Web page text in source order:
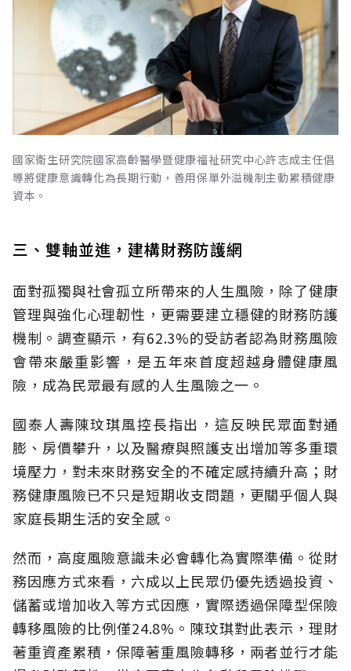
國家衛生研究院國家高齡醫學暨健康福祉研究中心許志成主任倡
導將健康意識轉化為長期行動，善用保單外溢機制主動累積健康
資本。
三、雙軸並進，建構財務防護網
面對孤獨與社會孤立所帶來的人生風險，除了健康
管理與強化心理韌性，更需要建立穩健的財務防護
機制。調查顯示，有62.3%的受訪者認為財務風險
會帶來嚴重影響，是五年來首度超越身體健康風
險，成為民眾最有感的人生風險之一。
國泰人壽陳玟琪風控長指出，這反映民眾面對通
膨、房價攀升，以及醫療與照護支出增加等多重環
境壓力，對未來財務安全的不確定感持續升高；財
務健康風險已不只是短期收支問題，更關乎個人與
家庭長期生活的安全感。
然而，高度風險意識未必會轉化為實際準備。從財
務因應方式來看，六成以上民眾仍優先透過投資、
儲蓄或增加收入等方式因應，實際透過保障型保險
轉移風險的比例僅24.8%。陳玟琪對此表示，理財
著重資產累積，保障著重風險轉移，兩者並行才能